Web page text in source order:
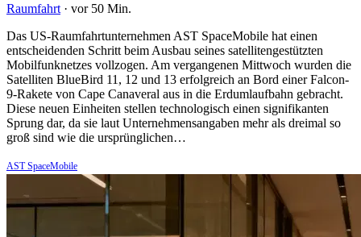
Raumfahrt · vor 50 Min.
Das US-Raumfahrtunternehmen AST SpaceMobile hat einen
entscheidenden Schritt beim Ausbau seines satellitengestützten
Mobilfunknetzes vollzogen. Am vergangenen Mittwoch wurden die
Satelliten BlueBird 11, 12 und 13 erfolgreich an Bord einer Falcon-
9-Rakete von Cape Canaveral aus in die Erdumlaufbahn gebracht.
Diese neuen Einheiten stellen technologisch einen signifikanten
Sprung dar, da sie laut Unternehmensangaben mehr als dreimal so
groß sind wie die ursprünglichen…
AST SpaceMobile